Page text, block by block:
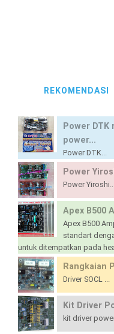
REKOMENDASI
Power
power...
Power DTK...
Power
Power
Apex B500
Apex B500
standart
untuk ditempatkan pada
Rangkaian
Driver SOCL ...
Kit Driver
kit driver